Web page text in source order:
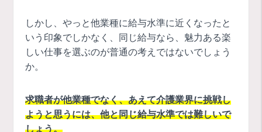
しかし、やっと他業種に給与水準に近くなったと
いう印象でしかなく、同じ給与なら、魅力ある楽
しい仕事を選ぶのが普通の考えではないでしょう
か。
求職者が他業種でなく、あえて介護業界に挑戦し
ようと思うには、他と同じ給与水準では難しいで
しょう。